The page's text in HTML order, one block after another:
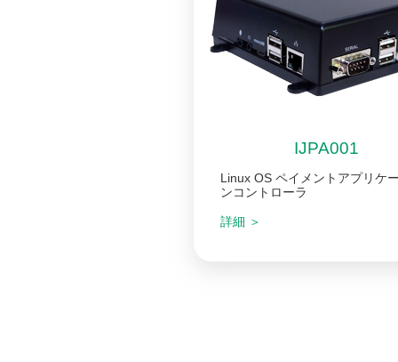
IJPA001
Linux OS ペイメントアプリケ
ンコントローラ
詳細 ＞